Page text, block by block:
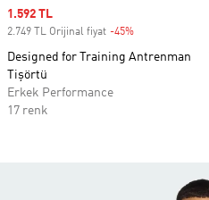
Sale price
1.592 TL
2.749 TL Orijinal fiyat -45%
Designed for Training Antrenman
Tişörtü
Erkek Performance
17 renk